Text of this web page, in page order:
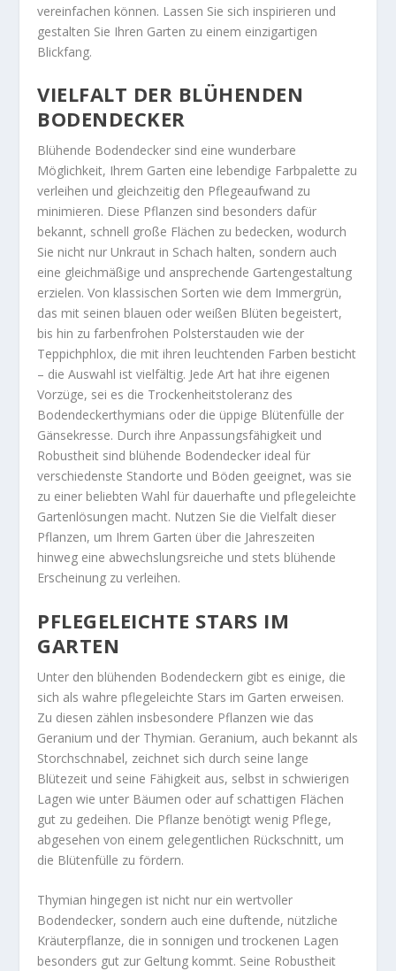
vereinfachen können. Lassen Sie sich inspirieren und
gestalten Sie Ihren Garten zu einem einzigartigen
Blickfang.
VIELFALT DER BLÜHENDEN
BODENDECKER
Blühende Bodendecker sind eine wunderbare
Möglichkeit, Ihrem Garten eine lebendige Farbpalette zu
verleihen und gleichzeitig den Pflegeaufwand zu
minimieren. Diese Pflanzen sind besonders dafür
bekannt, schnell große Flächen zu bedecken, wodurch
Sie nicht nur Unkraut in Schach halten, sondern auch
eine gleichmäßige und ansprechende Gartengestaltung
erzielen. Von klassischen Sorten wie dem Immergrün,
das mit seinen blauen oder weißen Blüten begeistert,
bis hin zu farbenfrohen Polsterstauden wie der
Teppichphlox, die mit ihren leuchtenden Farben besticht
– die Auswahl ist vielfältig. Jede Art hat ihre eigenen
Vorzüge, sei es die Trockenheitstoleranz des
Bodendeckerthymians oder die üppige Blütenfülle der
Gänsekresse. Durch ihre Anpassungsfähigkeit und
Robustheit sind blühende Bodendecker ideal für
verschiedenste Standorte und Böden geeignet, was sie
zu einer beliebten Wahl für dauerhafte und pflegeleichte
Gartenlösungen macht. Nutzen Sie die Vielfalt dieser
Pflanzen, um Ihrem Garten über die Jahreszeiten
hinweg eine abwechslungsreiche und stets blühende
Erscheinung zu verleihen.
PFLEGELEICHTE STARS IM
GARTEN
Unter den blühenden Bodendeckern gibt es einige, die
sich als wahre pflegeleichte Stars im Garten erweisen.
Zu diesen zählen insbesondere Pflanzen wie das
Geranium und der Thymian. Geranium, auch bekannt als
Storchschnabel, zeichnet sich durch seine lange
Blütezeit und seine Fähigkeit aus, selbst in schwierigen
Lagen wie unter Bäumen oder auf schattigen Flächen
gut zu gedeihen. Die Pflanze benötigt wenig Pflege,
abgesehen von einem gelegentlichen Rückschnitt, um
die Blütenfülle zu fördern.
Thymian hingegen ist nicht nur ein wertvoller
Bodendecker, sondern auch eine duftende, nützliche
Kräuterpflanze, die in sonnigen und trockenen Lagen
besonders gut zur Geltung kommt. Seine Robustheit